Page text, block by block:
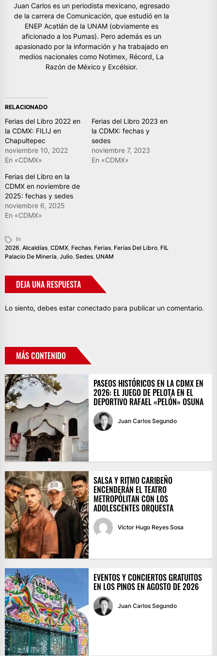
Juan Carlos es un periodista mexicano, egresado
de la carrera de Comunicación, que estudió en la
ENEP Acatlán de la UNAM (obviamente es
aficionado a los Pumas). Pero además es un
apasionado por la información y ha trabajado en
medios nacionales como Notimex, Récord, La
Razón de México y Excélsior.
RELACIONADO
Ferias del Libro 2022 en
la CDMX: FILIJ en
Chapultepec
noviembre 10, 2022
En «CDMX»
Ferias del Libro 2023 en
la CDMX: fechas y
sedes
noviembre 7, 2023
En «CDMX»
Ferias del Libro en la
CDMX en noviembre de
2025: fechas y sedes
noviembre 6, 2025
En «CDMX»
In
2026, Alcaldías, CDMX, Fechas, Ferias, Ferias Del Libro, FIL
Palacio De Minería, Julio, Sedes, UNAM
DEJA UNA RESPUESTA
Lo siento, debes estar conectado para publicar un comentario.
MÁS CONTENIDO
PASEOS HISTÓRICOS EN LA CDMX EN
2026: EL JUEGO DE PELOTA EN EL
DEPORTIVO RAFAEL «PELÓN» OSUNA
Juan Carlos Segundo
SALSA Y RITMO CARIBEÑO
ENCENDERÁN EL TEATRO
METROPÓLITAN CON LOS
ADOLESCENTES ORQUESTA
Víctor Hugo Reyes Sosa
EVENTOS Y CONCIERTOS GRATUITOS
EN LOS PINOS EN AGOSTO DE 2026
Juan Carlos Segundo